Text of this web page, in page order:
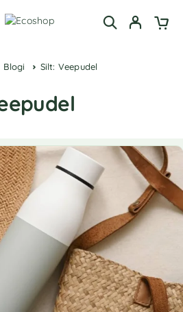
Blogi Silt: Veepudel